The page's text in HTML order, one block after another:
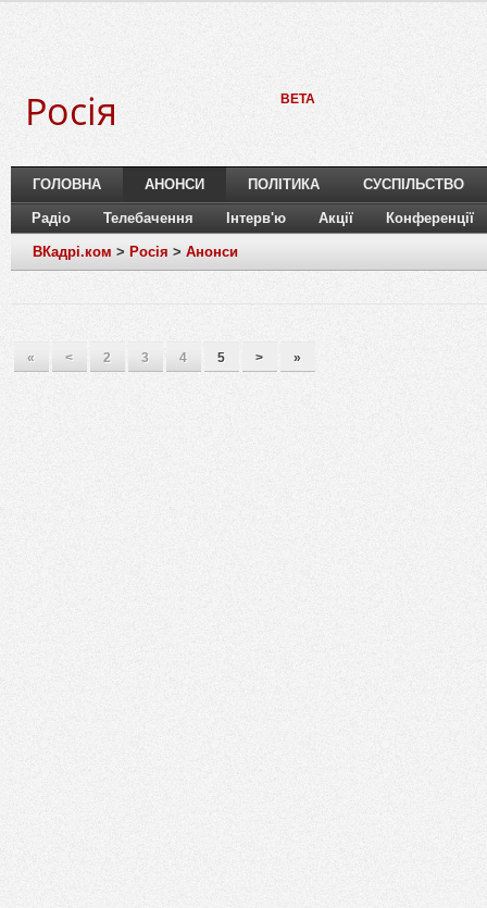
Росія BETA
ГОЛОВНА АНОНСИ ПОЛІТИКА СУСПІЛЬСТВО
Радіо Телебачення Інтерв'ю Акції Конференції
ВКадрі.ком > Росія > Анонси
« < 2 3 4 5 > »